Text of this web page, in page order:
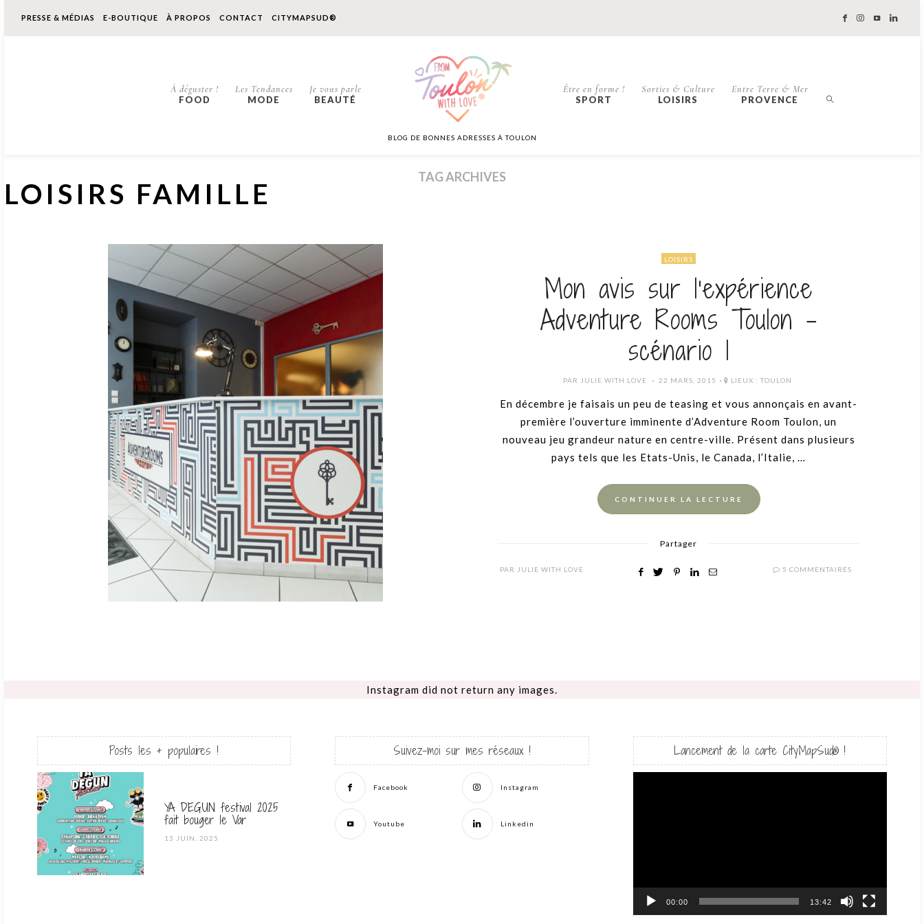
PRESSE & MÉDIAS E-BOUTIQUE À PROPOS CONTACT CITYMAPSUD®
À déguster !
FOOD
Les Tendances
MODE
Je vous parle
BEAUTÉ
BLOG DE BONNES ADRESSES À TOULON
Être en forme !
SPORT
Sorties & Culture
LOISIRS
Entre Terre & Mer
PROVENCE
TAG ARCHIVES
LOISIRS FAMILLE
LOISIRS
Mon avis sur l’expérience
Adventure Rooms Toulon –
scénario 1
PAR JULIE WITH LOVE
POSTED
22 MARS, 2015 LIEUX : TOULON
En décembre je faisais un peu de teasing et vous annonçais en avant-
première l’ouverture imminente d’Adventure Room Toulon, un
nouveau jeu grandeur nature en centre-ville. Présent dans plusieurs
pays tels que les Etats-Unis, le Canada, l’Italie, …
CONTINUER LA LECTURE
Partager
PAR JULIE WITH LOVE 5 COMMENTAIRES
Instagram did not return any images.
Posts les + populaires !
YA DEGUN festival 2025
fait bouger le Var
POSTED
13 JUIN, 2025
Suivez-moi sur mes réseaux !
Facebook Instagram
Youtube Linkedin
Lancement de la carte CityMapSud® !
00:00 13:42